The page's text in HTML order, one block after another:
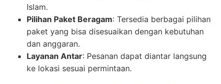
Islam.
Pilihan Paket Beragam: Tersedia berbagai pilihan
paket yang bisa disesuaikan dengan kebutuhan
dan anggaran.
Layanan Antar: Pesanan dapat diantar langsung
ke lokasi sesuai permintaan.